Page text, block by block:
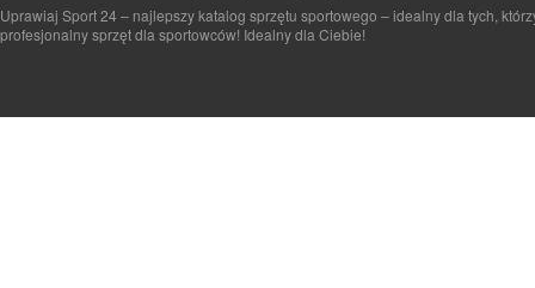
Uprawiaj Sport 24 – najlepszy katalog sprzętu sportowego – idealny dla tych,
profesjonalny sprzęt dla sportowców! Idealny dla Ciebie!